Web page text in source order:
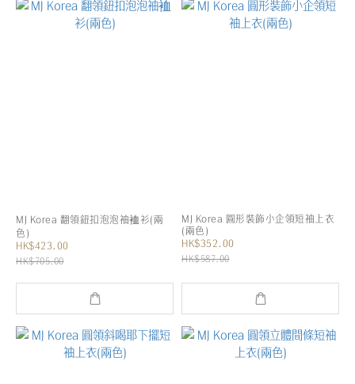
MJ Korea 翻領鈕扣泡泡袖裇衫(兩
色)
HK$423.00
HK$705.00
MJ Korea 圓形裝飾小企領短袖上衣
(兩色)
HK$352.00
HK$587.00